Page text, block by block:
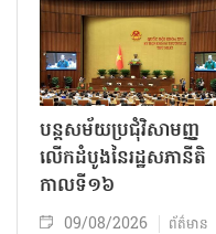
បន្តសម័យប្រជុំវិសាមញ្ញ
លើកដំបូងនៃរដ្ឋសភានីតិ
កាលទី១៦
09/08/2026 ព័ត៌មាន